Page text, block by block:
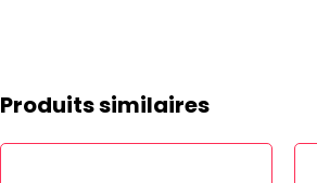
Produits similaires